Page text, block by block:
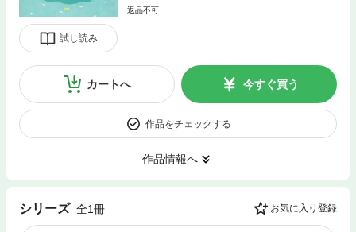
試し読み
返品不可
カートへ 今すぐ買う
作品をチェックする
作品情報へ
シリーズ 全1冊 お気に入り登録